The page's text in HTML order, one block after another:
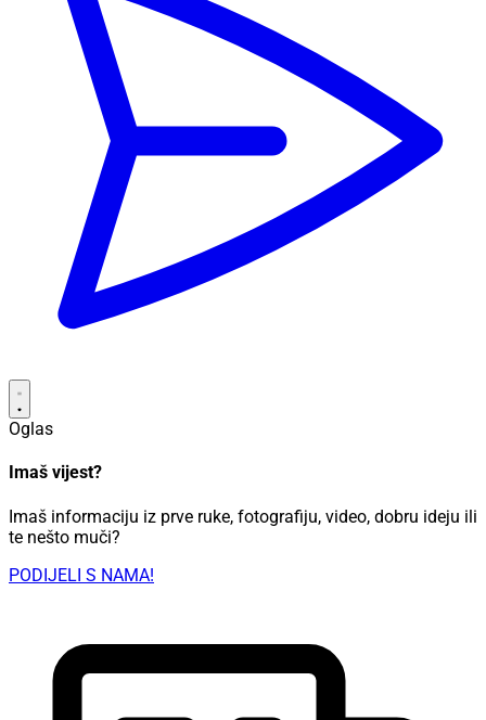
Oglas
Imaš vijest?
Imaš informaciju iz prve ruke, fotografiju, video, dobru ideju ili
te nešto muči?
PODIJELI S NAMA!